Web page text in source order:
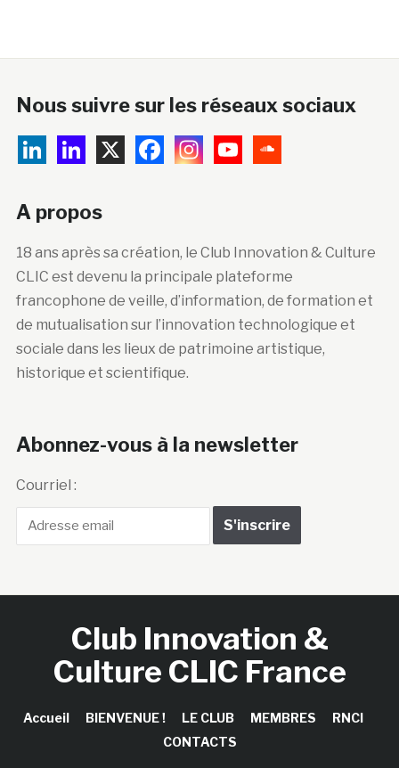
Nous suivre sur les réseaux sociaux
A propos
18 ans après sa création, le Club Innovation & Culture
CLIC est devenu la principale plateforme
francophone de veille, d’information, de formation et
de mutualisation sur l’innovation technologique et
sociale dans les lieux de patrimoine artistique,
historique et scientifique.
Abonnez-vous à la newsletter
Courriel :
Club Innovation &
Culture CLIC France
Accueil BIENVENUE ! LE CLUB MEMBRES
RNCI
CONTACTS